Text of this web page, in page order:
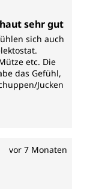
5 Sternen
sehr gut
sich auch
etc. Die
das Gefühl,
Jucken
vor 7 Monaten
5 Sternen